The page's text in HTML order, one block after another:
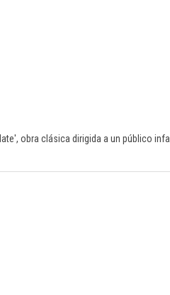
obra clásica dirigida a un público